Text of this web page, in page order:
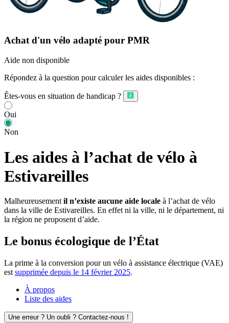
Achat d'un vélo adapté pour PMR
Aide non disponible
Répondez à la question pour calculer les aides disponibles :
Êtes-vous en situation de handicap ?
Oui
Non
Les aides à l’achat de vélo à
Estivareilles
Malheureusement il n’existe aucune aide locale à l’achat de vélo
dans la ville de Estivareilles. En effet ni la ville, ni le département, ni
la région ne proposent d’aide.
Le bonus écologique de l’État
La prime à la conversion pour un vélo à assistance électrique (VAE)
est supprimée depuis le 14 février 2025.
À propos
Liste des aides
Une erreur ? Un oubli ? Contactez-nous !